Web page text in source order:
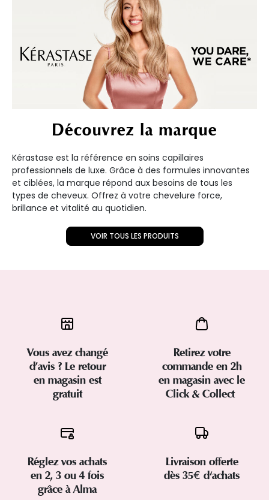
Découvrez la marque
Kérastase est la référence en soins capillaires
professionnels de luxe. Grâce à des formules innovantes
et ciblées, la marque répond aux besoins de tous les
types de cheveux. Offrez à votre chevelure force,
brillance et vitalité au quotidien.
VOIR TOUS LES PRODUITS
Vous avez changé
d’avis ? Le retour
en magasin est
gratuit
Retirez votre
commande en 2h
en magasin avec le
Click & Collect
Réglez vos achats
en 2, 3 ou 4 fois
grâce à Alma
Livraison offerte
dès 35€ d'achats